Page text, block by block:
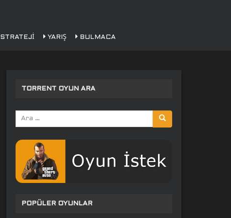
STRATEJI YARIŞ BULMACA
TORRENT OYUN ARA
Arama
yap:
POPÜLER OYUNLAR